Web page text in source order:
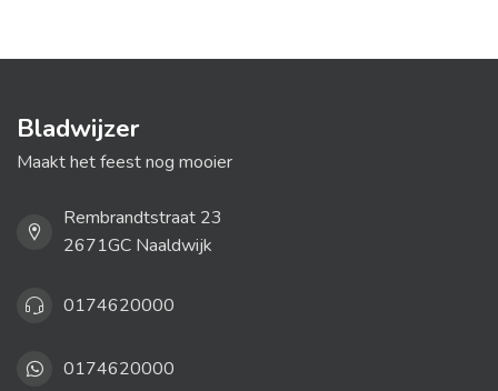
Bladwijzer
Maakt het feest nog mooier
Rembrandtstraat 23
2671GC Naaldwijk
0174620000
0174620000